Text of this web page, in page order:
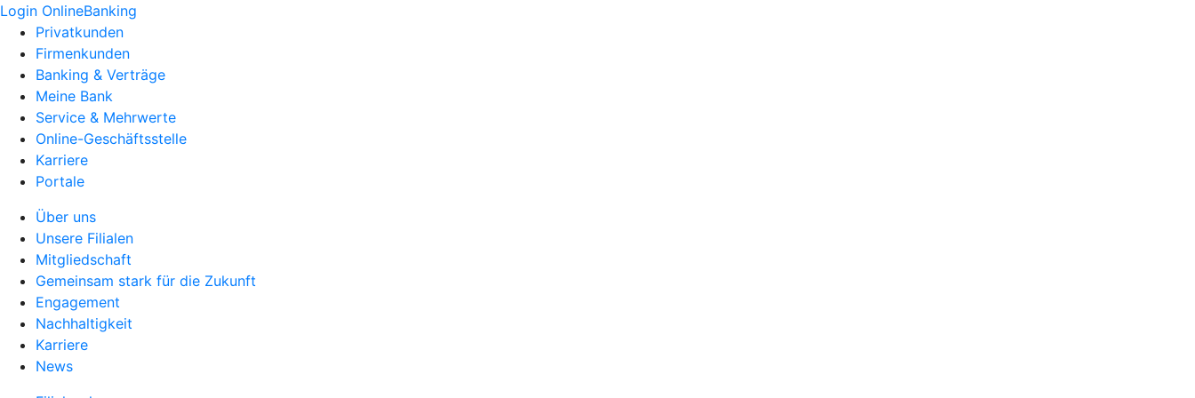
Login OnlineBanking
Privatkunden
Firmenkunden
Banking & Verträge
Meine Bank
Service & Mehrwerte
Online-Geschäftsstelle
Karriere
Portale
Über uns
Unsere Filialen
Mitgliedschaft
Gemeinsam stark für die Zukunft
Engagement
Nachhaltigkeit
Karriere
News